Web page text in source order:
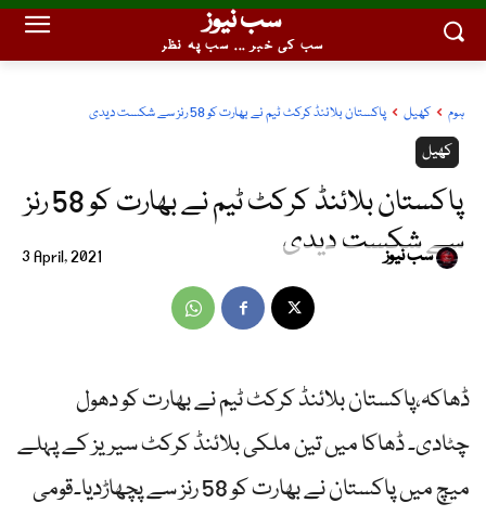
سب نیوز
سب کی خبر ... سب پہ نظر
ہوم کھیل پاکستان بلائنڈ کرکٹ ٹیم نے بھارت کو 58 رنز سے شکست دیدی
کھیل
پاکستان بلائنڈ کرکٹ ٹیم نے بھارت کو 58 رنز
سے شکست دیدی
3 April, 2021 سب نیوز
ڈھاکہ،پاکستان بلائنڈ کرکٹ ٹیم نے بھارت کو دھول
چٹادی۔ ڈھاکا میں تین ملکی بلائنڈ کرکٹ سیریز کے پہلے
میچ میں پاکستان نے بھارت کو 58 رنز سے پچھاڑدیا۔قومی